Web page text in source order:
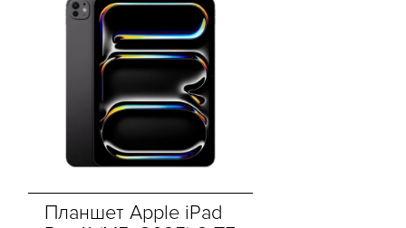
Планшет Apple iPad